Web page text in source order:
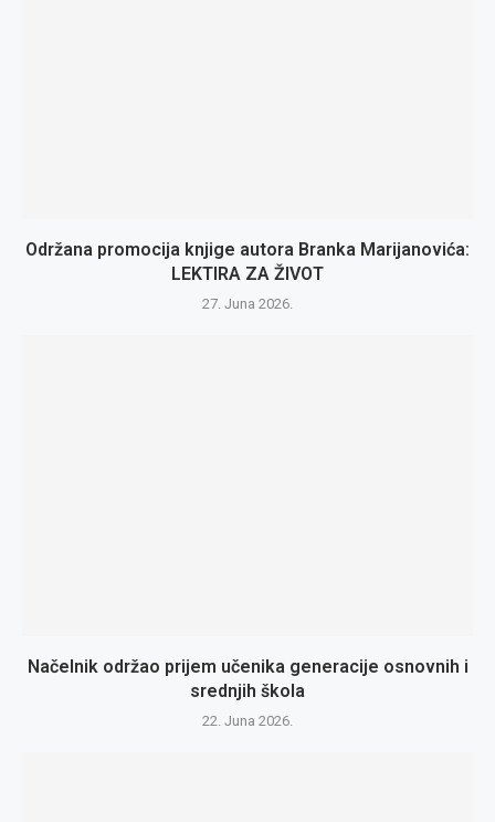
Održana promocija knjige autora Branka Marijanovića:
LEKTIRA ZA ŽIVOT
27. Juna 2026.
Načelnik održao prijem učenika generacije osnovnih i
srednjih škola
22. Juna 2026.